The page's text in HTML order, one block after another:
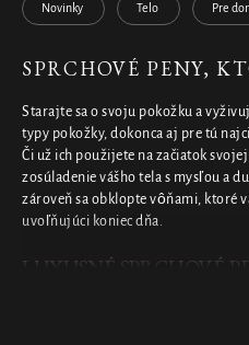
Novinky Telo Pre
SPRCHOVÉ PENY,
Starajte sa o svoju pokožku a
typy pokožky, dokonca aj pre tú
Či už ich použijete na začiatok
zosúladenie vášho tela s mysľou a
zároveň sa obklopte vôňami, ktoré
uvoľňujúci koniec dňa.
LUXUSNÉ SPRCHOVÉ
napríklad z našej kolekcie